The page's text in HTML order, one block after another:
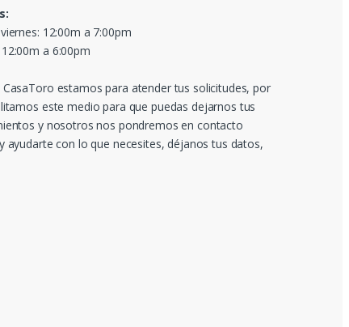
12:00m a 7:00pm
a 6:00pm
CasaToro estamos para atender tus solicitudes, por
este medio para que puedas dejarnos tus
y nosotros nos pondremos en contacto
ayudarte con lo que necesites, déjanos tus datos,